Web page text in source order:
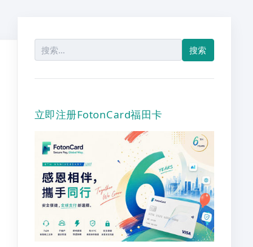
索：
立即注册FotonCard福田卡